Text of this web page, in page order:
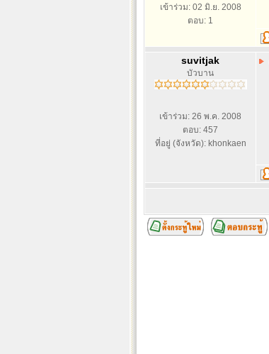
เข้าร่วม: 02 มิ.ย. 2008
ตอบ: 1
suvitjak
บัวบาน
เข้าร่วม: 26 พ.ค. 2008
ตอบ: 457
ที่อยู่ (จังหวัด): khonkaen